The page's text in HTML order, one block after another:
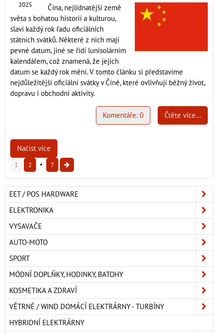
2025
Čína, nejlidnatější země
světa s bohatou historií a kulturou,
slaví každý rok řadu oficiálních
státních svátků. Některé z nich mají
pevné datum, jiné se řídí lunisolárním
kalendářem, což znamená, že jejich
datum se každý rok mění. V tomto článku si představíme
nejdůležitější oficiální svátky v Číně, které ovlivňují běžný život,
dopravu i obchodní aktivity.
Čtěte více...
Komentáře: 0
Načíst více
1 2 7
EET / POS HARDWARE
ELEKTRONIKA
VYSAVAČE
AUTO-MOTO
SPORT
MÓDNÍ DOPLŇKY, HODINKY, BATOHY
KOSMETIKA A ZDRAVÍ
VĚTRNÉ / WIND DOMÁCÍ ELEKTRÁRNY - TURBÍNY
HYBRIDNÍ ELEKTRÁRNY